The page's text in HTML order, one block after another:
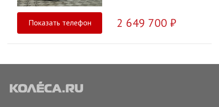
Показать телефон 2 649 700 ₽